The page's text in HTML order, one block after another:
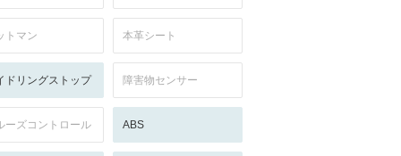
トマン 本革シート
ドリングストップ 障害物センサー
ーズコントロール ABS